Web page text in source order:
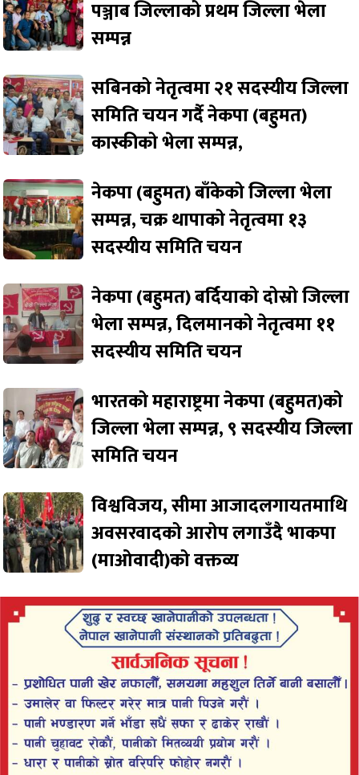
पञ्जाब जिल्लाको प्रथम जिल्ला भेला
सम्पन्न
सबिनको नेतृत्वमा २१ सदस्यीय जिल्ला
समिति चयन गर्दै नेकपा (बहुमत)
कास्कीको भेला सम्पन्न,
नेकपा (बहुमत) बाँकेको जिल्ला भेला
सम्पन्न, चक्र थापाको नेतृत्वमा १३
सदस्यीय समिति चयन
नेकपा (बहुमत) बर्दियाको दोस्रो जिल्ला
भेला सम्पन्न, दिलमानको नेतृत्वमा ११
सदस्यीय समिति चयन
भारतको महाराष्ट्रमा नेकपा (बहुमत)को
जिल्ला भेला सम्पन्न, ९ सदस्यीय जिल्ला
समिति चयन
विश्वविजय, सीमा आजादलगायतमाथि
अवसरवादको आरोप लगाउँदै भाकपा
(माओवादी)को वक्तव्य